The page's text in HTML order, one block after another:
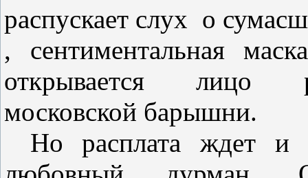
распускает слух о
, сентиментальная
открывается лицо
московской барышни.
Но расплата ждет и